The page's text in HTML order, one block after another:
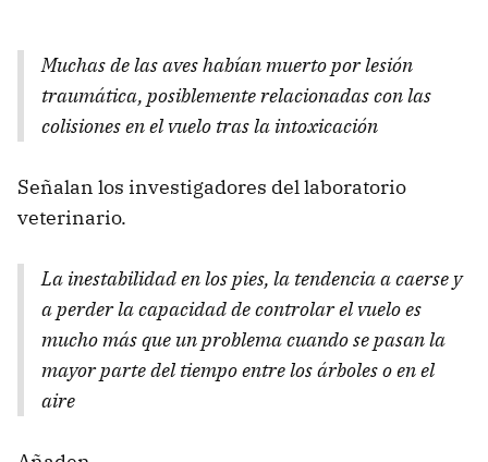
Muchas de las aves habían muerto por lesión
traumática, posiblemente relacionadas con las
colisiones en el vuelo tras la intoxicación
Señalan los investigadores del laboratorio
veterinario.
La inestabilidad en los pies, la tendencia a caerse y
a perder la capacidad de controlar el vuelo es
mucho más que un problema cuando se pasan la
mayor parte del tiempo entre los árboles o en el
aire